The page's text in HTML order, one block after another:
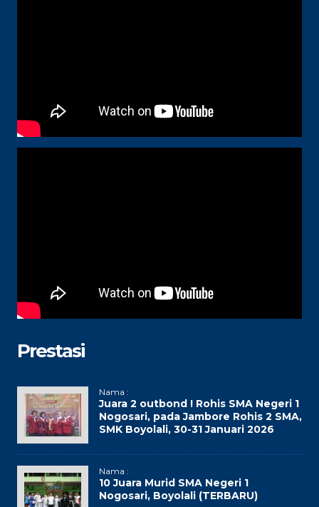
Prestasi
Nama :
Juara 2 outbond ! Rohis SMA Negeri 1
Nogosari, pada Jambore Rohis 2 SMA,
SMK Boyolali, 30-31 Januari 2026
Nama :
10 Juara Murid SMA Negeri 1
Nogosari, Boyolali (TERBARU)